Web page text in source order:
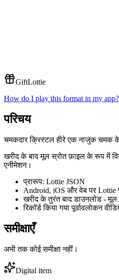
GiftLottie
How do I play this format in my app?
परिचय
चमकदार क्रिस्टल हीरे एक नाजुक चमक के
खरीद के बाद मूल स्रोत फ़ाइल के रूप में
एनीमेशन।
प्रारूप: Lottie JSON
Android, iOS और वेब पर Lottie
खरीद के तुरंत बाद डाउनलोड - मूल
रिकॉर्ड किया गया पूर्वावलोकन
समीक्षाएँ
अभी तक कोई समीक्षा नहीं।
Digital item